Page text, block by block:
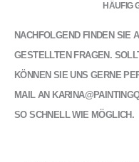
HÄUFIG
NACHFOLGEND FINDEN SIE
GESTELLTEN FRAGEN.
KÖNNEN SIE UNS GERNE
MAIL AN
SO SCHNELL WIE MÖGLICH.